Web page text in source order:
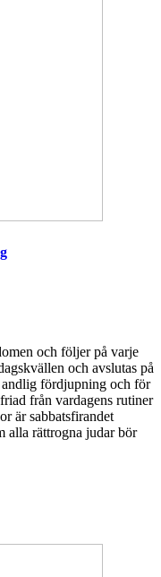
och följer på varje
och avslutas på
fördjupning och för
från vardagens rutiner
är sabbatsfirandet
alla rättrogna judar bör